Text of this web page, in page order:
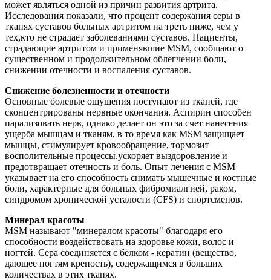
может являться одной из причин развития артрита.
Исследования показали, что процент содержания серы в
тканях суставов больных артритом на треть ниже, чем у
тех,кто не страдает заболеваниями суставов. Пациенты,
страдающие артритом и применявшие MSM, сообщают о
существенном и продолжительном облегчении боли,
снижении отечности и воспаления суставов.
Снижение болезненности и отечности
Основные болевые ощущения поступают из тканей, где
сконцентрированы нервные окончания. Аспирин способен
парализовать нерв, однако делает он это за счет нанесения
ущерба мышцам и тканям, в то время как MSM защищает
мышцы, стимулирует кровообращение, тормозит
восполительные процессы,ускоряет выздоровление и
предотвращает отечность и боль. Опыт лечения с MSM
указывает на его способность снимать мышечные и костные
боли, характерные для больных фибромиалгией, раком,
синдромом хронической усталости (CFS) и спортсменов.
Минерал красоты
MSM называют "минералом красоты" благодаря его
способности воздействовать на здоровье кожи, волос и
ногтей. Сера соединяется с белком - кератин (вещество,
дающее ногтям крепость), содержащимся в больших
количествах в этих тканях.